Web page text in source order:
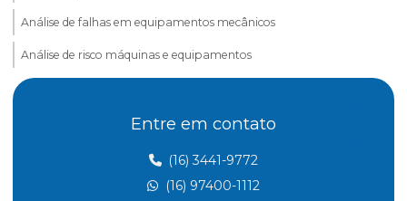
Análise de falhas em equipamentos mecânicos
Análise de risco máquinas e equipamentos
Aterramento elétrico nr10
Atividades insalubres nr 15
Entre em contato
(16) 3441-9772
(16) 97400-1112